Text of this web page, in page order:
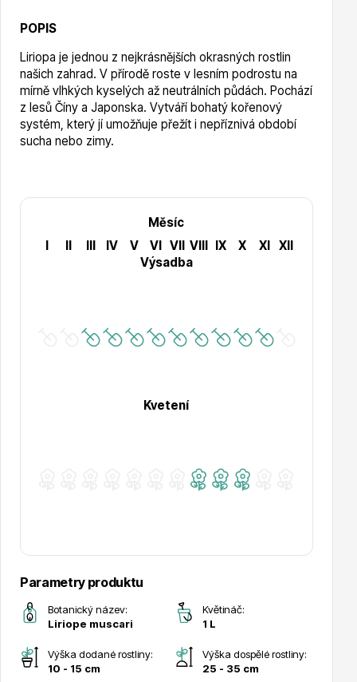
Nářadí, příslušenství
Postřiky, přípravky
Růže KORDES
POPIS
Liriopa je jednou z nejkrásnějších okrasných rostlin
našich zahrad. V přírodě roste v lesním podrostu na
mírně vlhkých kyselých až neutrálních půdách. Pochází
z lesů Číny a Japonska. Vytváří bohatý kořenový
systém, který jí umožňuje přežít i nepříznivá období
sucha nebo zimy.
Měsíc
I
II III IV V VI VII VIII IX X XI
XII
Výsadba
Kvetení
Parametry produktu
Botanický název:
Liriope muscari
Květináč:
1 L
Výška dodané rostliny:
10 - 15 cm
Výška dospělé rostliny:
25 - 35 cm